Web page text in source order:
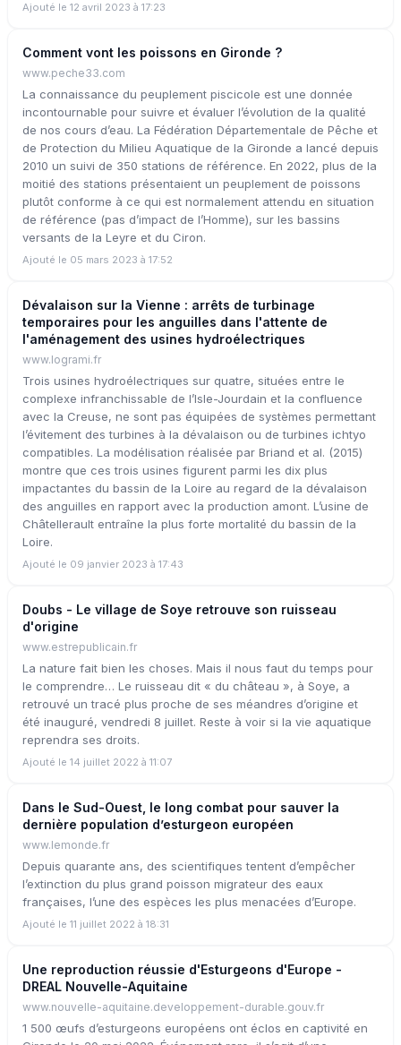
Ajouté le 12 avril 2023 à 17:23
Comment vont les poissons en Gironde ?
www.peche33.com
La connaissance du peuplement piscicole est une donnée
incontournable pour suivre et évaluer l’évolution de la qualité
de nos cours d’eau. La Fédération Départementale de Pêche et
de Protection du Milieu Aquatique de la Gironde a lancé depuis
2010 un suivi de 350 stations de référence. En 2022, plus de la
moitié des stations présentaient un peuplement de poissons
plutôt conforme à ce qui est normalement attendu en situation
de référence (pas d’impact de l’Homme), sur les bassins
versants de la Leyre et du Ciron.
Ajouté le 05 mars 2023 à 17:52
Dévalaison sur la Vienne : arrêts de turbinage
temporaires pour les anguilles dans l'attente de
l'aménagement des usines hydroélectriques
www.logrami.fr
Trois usines hydroélectriques sur quatre, situées entre le
complexe infranchissable de l’Isle-Jourdain et la confluence
avec la Creuse, ne sont pas équipées de systèmes permettant
l’évitement des turbines à la dévalaison ou de turbines ichtyo
compatibles. La modélisation réalisée par Briand et al. (2015)
montre que ces trois usines figurent parmi les dix plus
impactantes du bassin de la Loire au regard de la dévalaison
des anguilles en rapport avec la production amont. L’usine de
Châtellerault entraîne la plus forte mortalité du bassin de la
Loire.
Ajouté le 09 janvier 2023 à 17:43
Doubs - Le village de Soye retrouve son ruisseau
d'origine
www.estrepublicain.fr
La nature fait bien les choses. Mais il nous faut du temps pour
le comprendre… Le ruisseau dit « du château », à Soye, a
retrouvé un tracé plus proche de ses méandres d’origine et
été inauguré, vendredi 8 juillet. Reste à voir si la vie aquatique
reprendra ses droits.
Ajouté le 14 juillet 2022 à 11:07
Dans le Sud-Ouest, le long combat pour sauver la
dernière population d’esturgeon européen
www.lemonde.fr
Depuis quarante ans, des scientifiques tentent d’empêcher
l’extinction du plus grand poisson migrateur des eaux
françaises, l’une des espèces les plus menacées d’Europe.
Ajouté le 11 juillet 2022 à 18:31
Une reproduction réussie d'Esturgeons d'Europe -
DREAL Nouvelle-Aquitaine
www.nouvelle-aquitaine.developpement-durable.gouv.fr
1 500 œufs d’esturgeons européens ont éclos en captivité en